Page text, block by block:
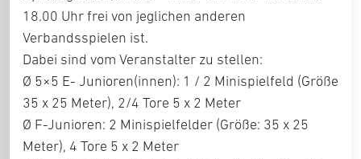
18.00 Uhr frei von jeglichen anderen
Verbandsspielen ist.
Dabei sind vom Veranstalter zu stellen:
Ø 5×5 E- Junioren(innen): 1 / 2 Minispielfeld (Größe
35 x 25 Meter), 2/4 Tore 5 x 2 Meter
Ø F-Junioren: 2 Minispielfelder (Größe: 35 x 25
Meter), 4 Tore 5 x 2 Meter